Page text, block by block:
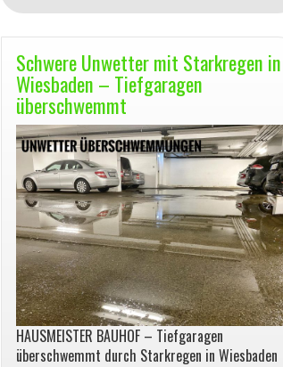
Schwere Unwetter mit Starkregen in
Wiesbaden – Tiefgaragen
überschwemmt
HAUSMEISTER BAUHOF – Tiefgaragen
überschwemmt durch Starkregen in Wiesbaden